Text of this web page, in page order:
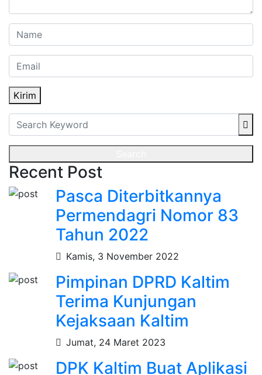
Kirim
Recent Post
Pasca Diterbitkannya
Permendagri Nomor 83
Tahun 2022
Kamis, 3 November 2022
Pimpinan DPRD Kaltim
Terima Kunjungan
Kejaksaan Kaltim
Jumat, 24 Maret 2023
DPK Kaltim Buat Aplikasi